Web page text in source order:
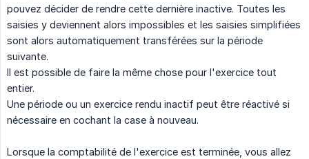
pouvez décider de rendre cette dernière inactive. Toutes les
saisies y deviennent alors impossibles et les saisies simplifiées
sont alors automatiquement transférées sur la période
suivante.
Il est possible de faire la même chose pour l'exercice tout
entier.
Une période ou un exercice rendu inactif peut être réactivé si
nécessaire en cochant la case à nouveau.
Lorsque la comptabilité de l'exercice est terminée, vous allez